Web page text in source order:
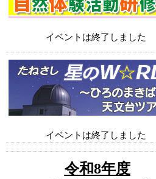
イベントは終了しました
イベントは終了しました
令和8年度